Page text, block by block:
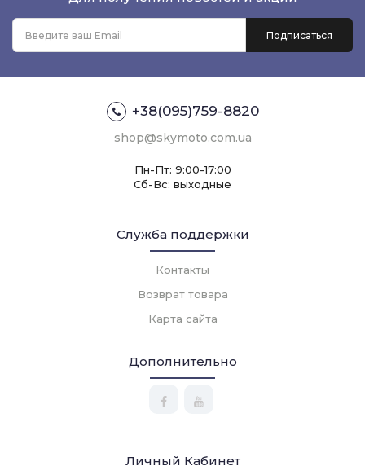
+38(095)759-8820
shop@skymoto.com.ua
Пн-Пт: 9:00-17:00
Сб-Вс: выходные
Служба поддержки
Контакты
Возврат товара
Карта сайта
Дополнительно
Личный Кабинет